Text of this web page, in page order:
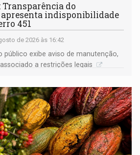
Transparência do
indisponibilidade
451
de 2026 às 16:42
público exibe aviso de manutenção,
a restrições legais